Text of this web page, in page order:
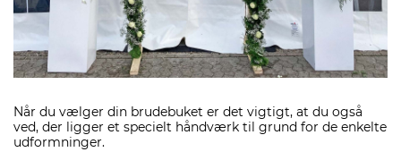
Når du vælger din brudebuket er det vigtigt, at du også
ved, der ligger et specielt håndværk til grund for de enkelte
udformninger.